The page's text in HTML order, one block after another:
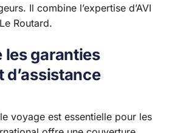
Il combine l’expertise d’AVI
Routard.
les garanties
d’assistance
voyage est essentielle pour les